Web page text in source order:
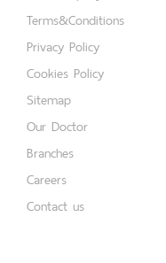
Terms&Conditions
Privacy Policy
Cookies Policy
Sitemap
Our Doctor
Branches
Careers
Contact us